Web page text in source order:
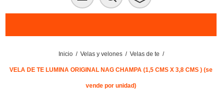
Inicio / Velas y velones / Velas de te /
VELA DE TE LUMINA ORIGINAL NAG CHAMPA (1,5 CMS X 3,8 CMS ) (se
vende por unidad)